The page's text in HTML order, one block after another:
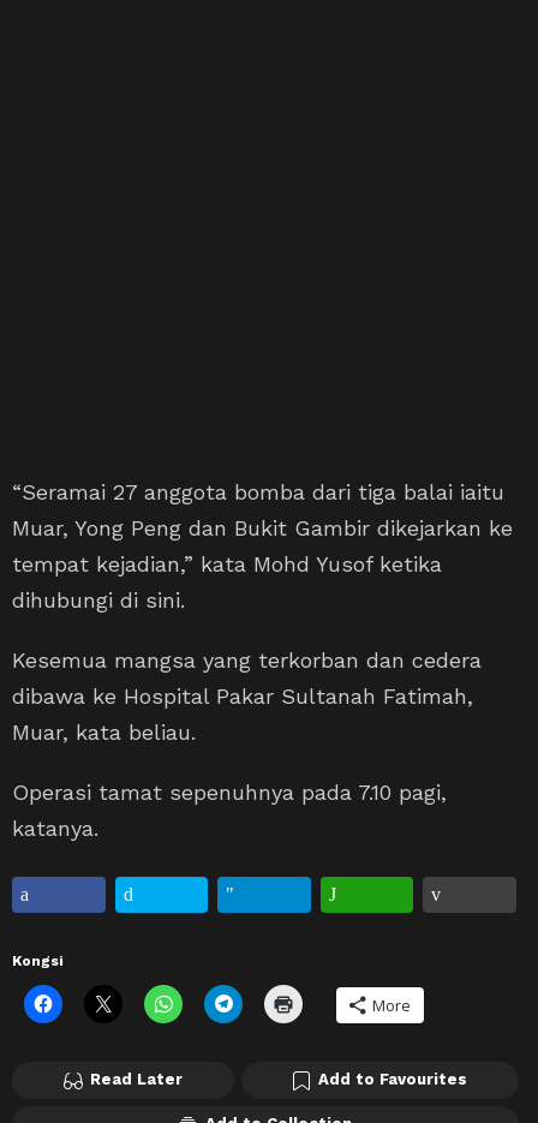
“Seramai 27 anggota bomba dari tiga balai iaitu
Muar, Yong Peng dan Bukit Gambir dikejarkan ke
tempat kejadian,” kata Mohd Yusof ketika
dihubungi di sini.
Kesemua mangsa yang terkorban dan cedera
dibawa ke Hospital Pakar Sultanah Fatimah,
Muar, kata beliau.
Operasi tamat sepenuhnya pada 7.10 pagi,
katanya.
Kongsi
More
Read Later Add to Favourites